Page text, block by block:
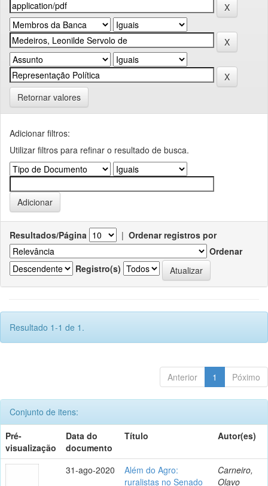
Retornar valores
Adicionar filtros:
Utilizar filtros para refinar o resultado de busca.
Resultados/Página | Ordenar registros por
Ordenar
Registro(s)
Resultado 1-1 de 1.
Anterior 1 Póximo
Conjunto de itens:
Pré-
visualização
Data do
documento
Título Autor(es)
31-ago-2020
Além do Agro:
ruralistas no Senado
Carneiro,
Olavo